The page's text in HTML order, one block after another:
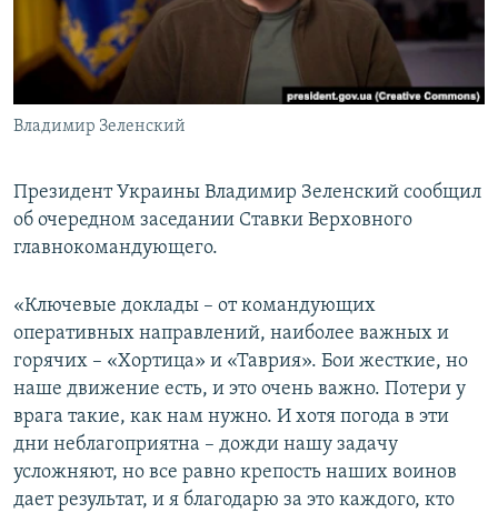
ПОБЕДИТЕЛЕЙ НЕ СУДЯТ?
КРЫМ.НЕПОКОРЕННЫЙ
УКРАИНСКАЯ ПРОБЛЕМА КРЫМА
ПРИСОЕДИНЯЙТЕСЬ!
Владимир Зеленский
Президент Украины Владимир Зеленский сообщил
об очередном заседании Ставки Верховного
главнокомандующего.
«Ключевые доклады – от командующих
оперативных направлений, наиболее важных и
горячих – «Хортица» и «Таврия». Бои жесткие, но
наше движение есть, и это очень важно. Потери у
врага такие, как нам нужно. И хотя погода в эти
дни неблагоприятна – дожди нашу задачу
усложняют, но все равно крепость наших воинов
дает результат, и я благодарю за это каждого, кто